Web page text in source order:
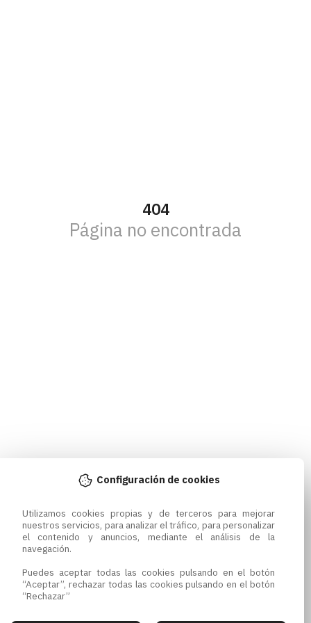
Configuración de cookies
Utilizamos cookies propias y de terceros para mejorar
nuestros servicios, para analizar el tráfico, para personalizar
el contenido y anuncios, mediante el análisis de la
navegación.
Puedes aceptar todas las cookies pulsando en el botón
“Aceptar”, rechazar todas las cookies pulsando en el botón
“Rechazar”
404
Página no encontrada